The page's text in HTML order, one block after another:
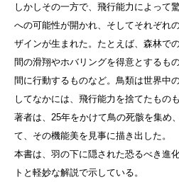
しかしその一方で、飛行能力によって
への可能性が開かれ、そしてそれぞれ
ザインが生まれた。たとえば、森林で
間の滑翔やホバリングを得意とするも
間に行動するものなど。鳥類は世界
してなかには、飛行能力を捨てたものも
著者は、25年をかけて鳥の死骸を集め
て、その機能美を見事に描き出した。
本書は、羽の下に隠された恐るべき進
トと軽妙な解説で示している。